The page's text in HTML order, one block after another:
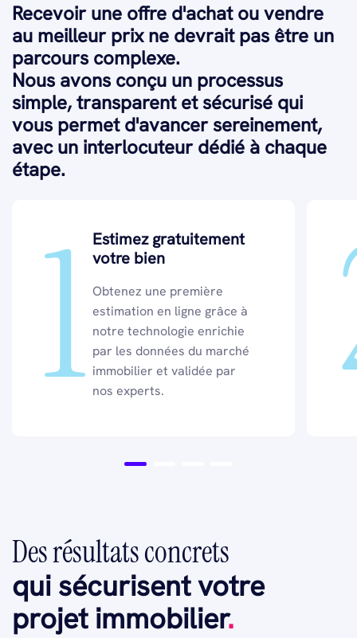
Recevoir une offre d'achat ou vendre
au meilleur prix ne devrait pas être un
parcours complexe.
Nous avons conçu un processus
simple, transparent et sécurisé qui
vous permet d'avancer sereinement,
avec un interlocuteur dédié à chaque
étape.
1 Estimez gratuitement
votre bien
Obtenez une première
estimation en ligne grâce à
notre technologie enrichie
par les données du marché
immobilier et validée par
nos experts.
Des résultats concrets
qui sécurisent votre
projet immobilier.